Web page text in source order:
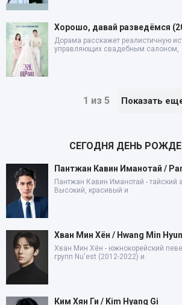
Хорошо, давай разведёмся
Дорама расскажет реалистичную
управляющих свадебным салоном,
1 из 5 Показать
СЕГОДНЯ ДЕНЬ
Пантжан Кавин Иманотай /
Пантжан Кавин Иманотай - тайский
Высокий, красивый и
Хван Мин Хён / Hwang Min Hyun
Хван Мин Хён - южнокорейский
групп Nu'est (2012-2022) и
Ким Хян Ги / Kim Hyang Gi